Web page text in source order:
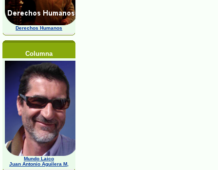
Derechos Humanos
Columna
Mundo Laico
Juan Antonio Aguilera M,